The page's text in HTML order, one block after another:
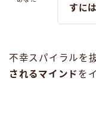
すに
不幸スパイラルを
されるマインド を